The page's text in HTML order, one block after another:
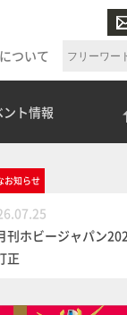
ついて
ト情報
お知らせ
刊ホビージャパン
正